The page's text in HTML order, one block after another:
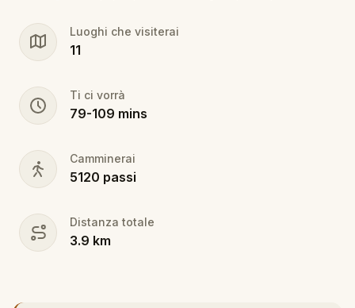
Luoghi che visiterai
11
Ti ci vorrà
79-109 mins
Camminerai
5120 passi
Distanza totale
3.9 km